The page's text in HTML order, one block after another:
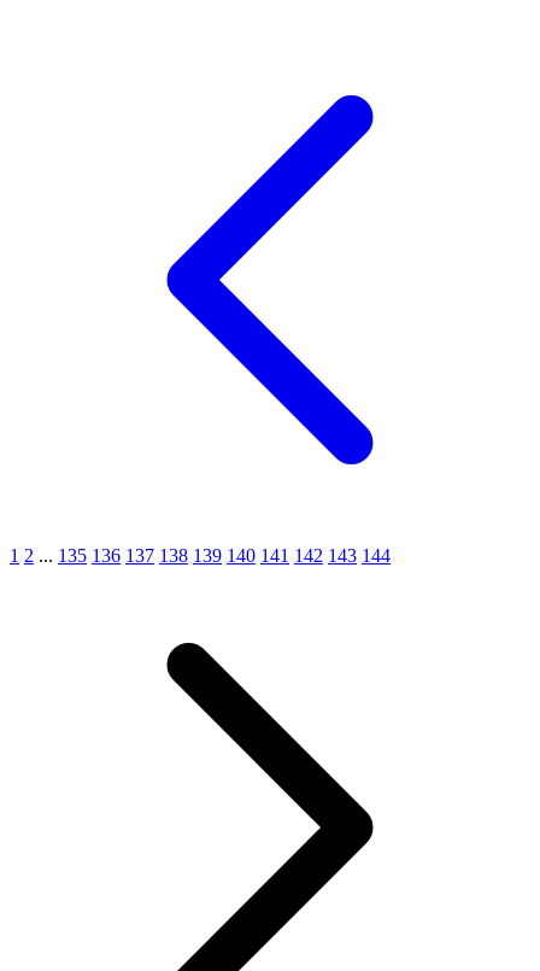
1 2 ... 135 136 137 138 139 140 141 142 143 144